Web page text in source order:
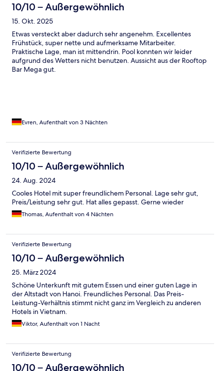
10/10 – Außergewöhnlich
15. Okt. 2025
Etwas versteckt aber dadurch sehr angenehm. Excellentes
Frühstück, super nette und aufmerksame Mitarbeiter.
Praktische Lage, man ist mittendrin. Pool konnten wir leider
aufgrund des Wetters nicht benutzen. Aussicht aus der Rooftop
Bar Mega gut.
Evren, Aufenthalt von 3 Nächten
Verifizierte Bewertung
10/10 – Außergewöhnlich
24. Aug. 2024
Cooles Hotel mit super freundlichem Personal. Lage sehr gut,
Preis/Leistung sehr gut. Hat alles gepasst. Gerne wieder
Thomas, Aufenthalt von 4 Nächten
Verifizierte Bewertung
10/10 – Außergewöhnlich
25. März 2024
Schöne Unterkunft mit gutem Essen und einer guten Lage in
der Altstadt von Hanoi. Freundliches Personal. Das Preis-
Leistung-Verhältnis stimmt nicht ganz im Vergleich zu anderen
Hotels in Vietnam.
Viktor, Aufenthalt von 1 Nacht
Verifizierte Bewertung
10/10 – Außergewöhnlich